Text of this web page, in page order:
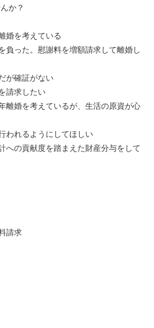
か？
婚を考えている
負った。慰謝料を増額請求して離婚し
が確証がない
請求したい
離婚を考えているが、生活の原資が心
われるようにしてほしい
への貢献度を踏まえた財産分与をして
請求